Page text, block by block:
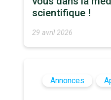
scientifique !
29 avril 2026
Annonces